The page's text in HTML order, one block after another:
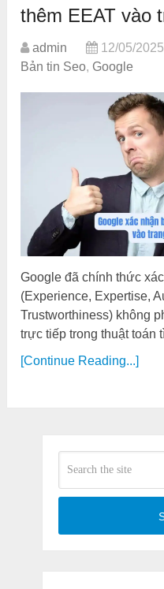
thêm EEAT vào
admin 12/05/2025
Bản tin Seo, Google
Google đã chính thức
(Experience, Expertise,
Trustworthiness) không
trực tiếp trong thuật toán
[Continue Reading...]